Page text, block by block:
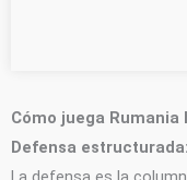
Cómo juega
Defensa